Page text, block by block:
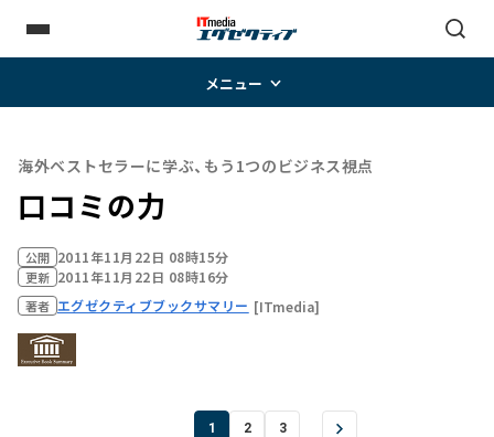
メニュー
海外ベストセラーに学ぶ、もう1つのビジネス視点
口コミの力
公開 2011年11月22日 08時15分
更新 2011年11月22日 08時16分
著者 エグゼクティブブックサマリー [ITmedia]
1 2 3